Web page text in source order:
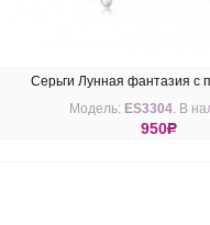
Серьги Лунная фантазия с
фианитом
Модель: ES3304. В
950R